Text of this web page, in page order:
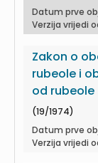
Datum prve
Verzija vrijedi
Zakon o
rubeole i
od rubeole
(19/1974)
Datum prve
Verzija vrijedi